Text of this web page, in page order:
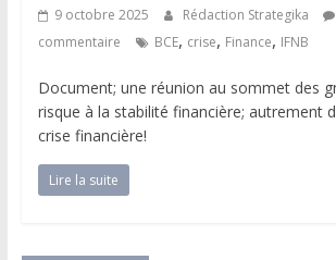
9 octobre 2025 Rédaction Strategika
commentaire
BCE, crise, Finance, IFNB
Document; une réunion au sommet des
risque à la stabilité financière; autrement
crise financière!
Lire la suite